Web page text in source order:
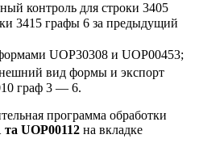
контроль для строки 3405
3415 графы 6 за предыдущий
UOP30308 и UOP00453;
вид формы и экспорт
граф 3 — 6.
программа обработки
та UOP00112 на вкладке